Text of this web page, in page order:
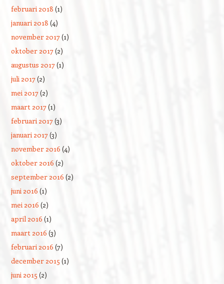
februari 2018 (1)
januari 2018 (4)
november 2017(1)
oktober 2017(2)
augustus 2017(1)
juli 2017(2)
mei 2017(2)
maart 2017(1)
februari 2017(3)
januari 2017(3)
november 2016 (4)
oktober 2016 (2)
september 2016 (2)
juni 2016 (1)
mei 2016 (2)
april 2016 (1)
maart 2016 (3)
februari 2016 (7)
december 2015 (1)
juni 2015 (2)